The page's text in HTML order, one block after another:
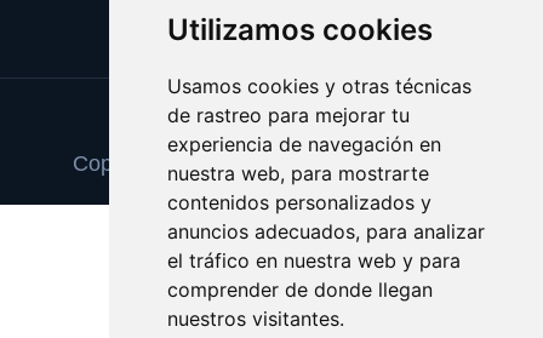
Utilizamos cookies
Usamos cookies y otras técnicas
de rastreo para mejorar tu
experiencia de navegación en
nuestra web, para mostrarte
contenidos personalizados y
anuncios adecuados, para analizar
el tráfico en nuestra web y para
comprender de donde llegan
nuestros visitantes.
Update cookies preferences
Copyright © 2025 cenadenochevieja.com